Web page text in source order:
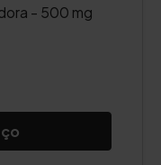
- 500 mg